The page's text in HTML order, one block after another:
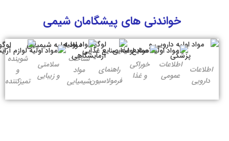
خواندنی های پیشگامان شیمی
اطلاعات
دارویی
اطلاعات
عمومی
خوراکی
و غذا
راهنمای
فرمولاسیون
شناخت
مواد
شیمیایی
سلامتی
و زیبایی
شوینده
و
تمیزکننده